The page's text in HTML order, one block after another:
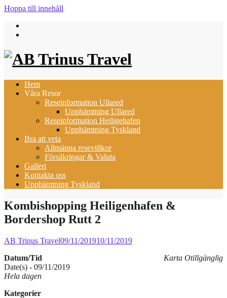
Hoppa till innehåll
Hem
Våra Resor
Reseinformation Ullared
Upphämtning Ullared
Reseinformation Heiligehafen
Upphämtning Tyskland
Bra att veta
Allmänna resevillkor
Försäkringar & Valuta
Galleri
Kontakta oss
Upphämtning Tyskland
Kombishopping Heiligenhafen &
Bordershop Rutt 2
AB Trinus Travel09/11/201910/11/2019
Karta Otillgänglig
Datum/Tid
Date(s) - 09/11/2019
Hela dagen
Kategorier